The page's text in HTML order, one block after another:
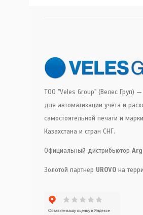
ТОО "Veles Group" (Велес Груп)
для автоматизации учета и
самостоятельной печати и
Казахстана и стран СНГ.
Официальный дистрибьютор
Золотой партнер UROVO на